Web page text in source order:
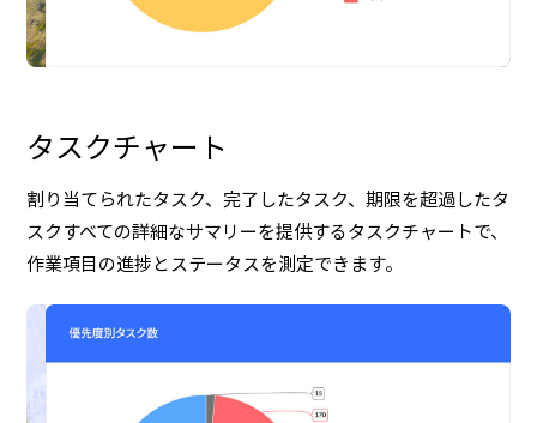
タスクチャート
割り当てられたタスク、完了したタスク、期限を超過したタ
スクすべての詳細なサマリーを提供するタスクチャートで、
作業項目の進捗とステータスを測定できます。